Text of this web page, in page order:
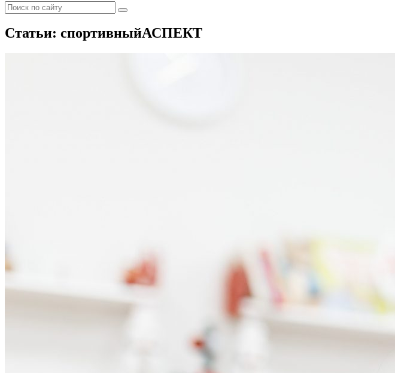
Статьи: спортивныйАСПЕКТ